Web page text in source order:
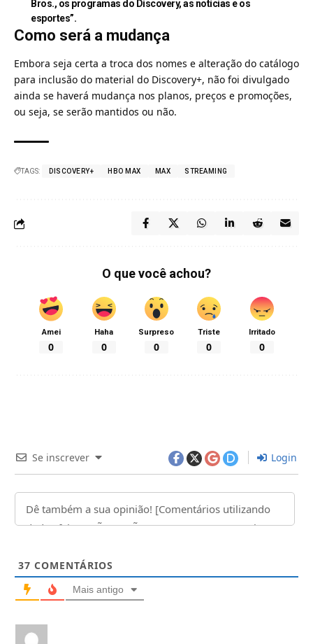
Bros., os programas do Discovery, as notícias e os
esportes”.
Como será a mudança
Embora seja certa a troca dos nomes e alteração do catálogo
para inclusão do material do Discovery+, não foi divulgado
ainda se haverá mudança nos planos, preços e promoções,
ou seja, se serão mantidos ou não.
TAGS: DISCOVERY+ HBO MAX MAX STREAMING
O que você achou?
Amei
0
Haha
0
Surpreso
0
Triste
0
Irritado
0
Se inscrever Login
37 COMENTÁRIOS
Mais antigo